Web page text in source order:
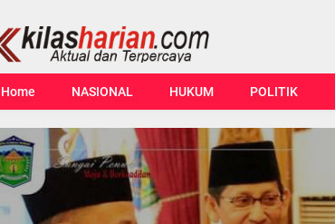
Home NASIONAL HUKUM POLITIK